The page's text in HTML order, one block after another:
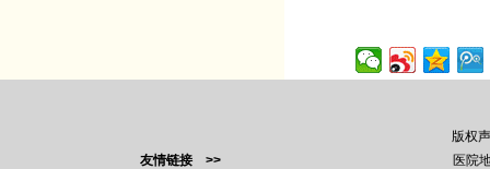
友情链接 >>
版权
医院